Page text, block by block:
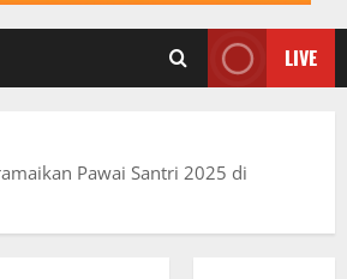
LIVE
Pawai Santri 2025 di